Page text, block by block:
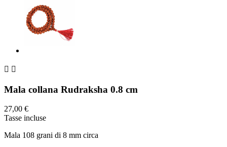
 
Mala collana Rudraksha 0.8 cm
27,00 €
Tasse incluse
Mala 108 grani di 8 mm circa